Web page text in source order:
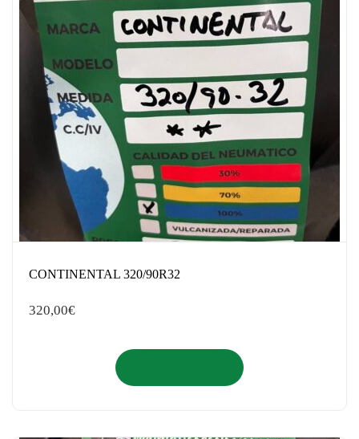
CONTINENTAL 320/90R32
320,00€